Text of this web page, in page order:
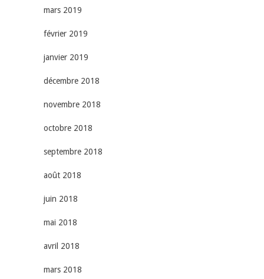
mars 2019
février 2019
janvier 2019
décembre 2018
novembre 2018
octobre 2018
septembre 2018
août 2018
juin 2018
mai 2018
avril 2018
mars 2018